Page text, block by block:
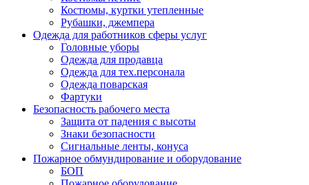
Костюмы, куртки утепленные
Рубашки, джемпера
Одежда для работников сферы услуг
Головные уборы
Одежда для продавца
Одежда для тех.персонала
Одежда поварская
Фартуки
Безопасность рабочего места
Защита от падения с высоты
Знаки безопасности
Сигнальные ленты, конуса
Пожарное обмундирование и оборудование
БОП